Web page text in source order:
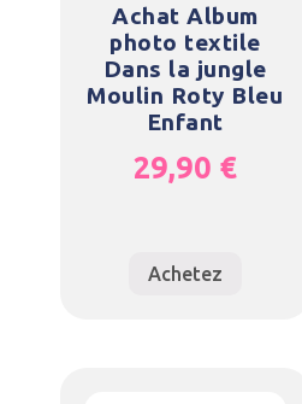
Achat Album
photo textile
Dans la jungle
Moulin Roty Bleu
Enfant
29,90 €
Achetez